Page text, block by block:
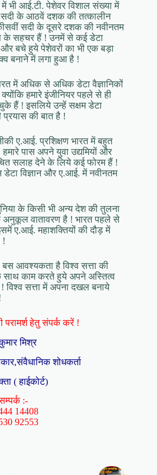
में भी आई.टी. पेशेवर विशाल संख्या में
सदी के आठवें दशक की तत्कालीन
सदी के दूसरे दशक की नवीनतम
के सहचर हैं ! उनमें से कई डेटा
बचे हुये पेशेवरों का भी एक बड़ा
बनाने में लगा हुआ है !
में अधिक से अधिक डेटा वैज्ञानिकों
हमारे इंजीनियर पहले से ही
हैं ! इसलिये उन्हें सक्षम डेटा
की बात है !
ए.आई. प्रशिक्षण भारत में बहुत
पास अपने युवा उद्यमियों और
सलाह देने के लिये कई फोरम हैं !
विज्ञान और ए.आई. में नवीनतम
के किसी भी अन्य देश की तुलना
वातावरण है ! भारत पहले से
ए.आई. महाशक्तियों की दौड़ में
!
आवश्यकता है विश्व सत्ता की
साथ काम करते हुये अपने अस्तित्व
विश्व सत्ता में अपना दखल बनाये
हेतु संपर्क करें !
मिश्र
शोधकर्ता
( हाईकोर्ट)
:-
14408
92553